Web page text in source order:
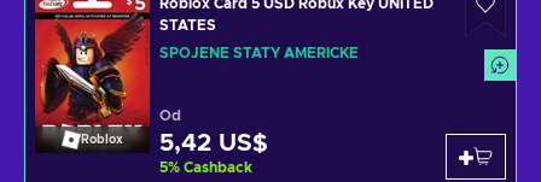
Roblox
Roblox Card 5 USD Robux Key UNITED
STATES
SPOJENÉ STÁTY AMERICKÉ
Od
5,42 US$
5% Cashback